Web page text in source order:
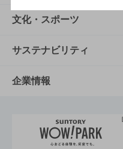
商品一覧
商品発売情報
栄養成分一覧
知る・楽しむTOP
キャンペーン
工場見学
地域情報
文化・スポーツ
文化・スポーツTOP
サントリーホール
サントリーサンバーズ
サステナビリティ
サステナビリティTOP
サントリーが考える
企業情報
企業概要